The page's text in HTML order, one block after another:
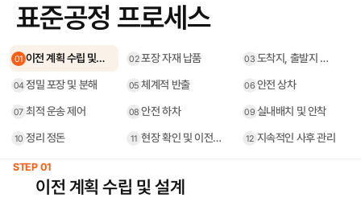
표준공정 프로세스
01 이전 계획 수립 및
02 포장 자재 납품 03 도착지, 출발지 건
05 체계적 반출 06 안전 상차
04 정밀 포장 및 분해
07 최적 운송 제어 08 안전 하차 09 실내배치 및 안착
10 정리 정돈 11 현장 확인 및 이전
12 지속적인 사후 관리
STEP 01
이전 계획 수립 및 설계